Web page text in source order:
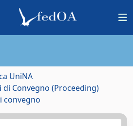
UniNA
Convegno (Proceeding)
convegno